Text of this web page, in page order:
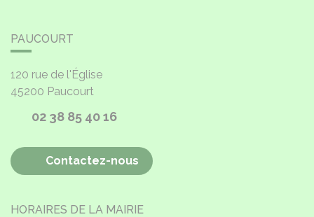
PAUCOURT
120 rue de l'Église
45200 Paucourt
02 38 85 40 16
Contactez-nous
HORAIRES DE LA MAIRIE